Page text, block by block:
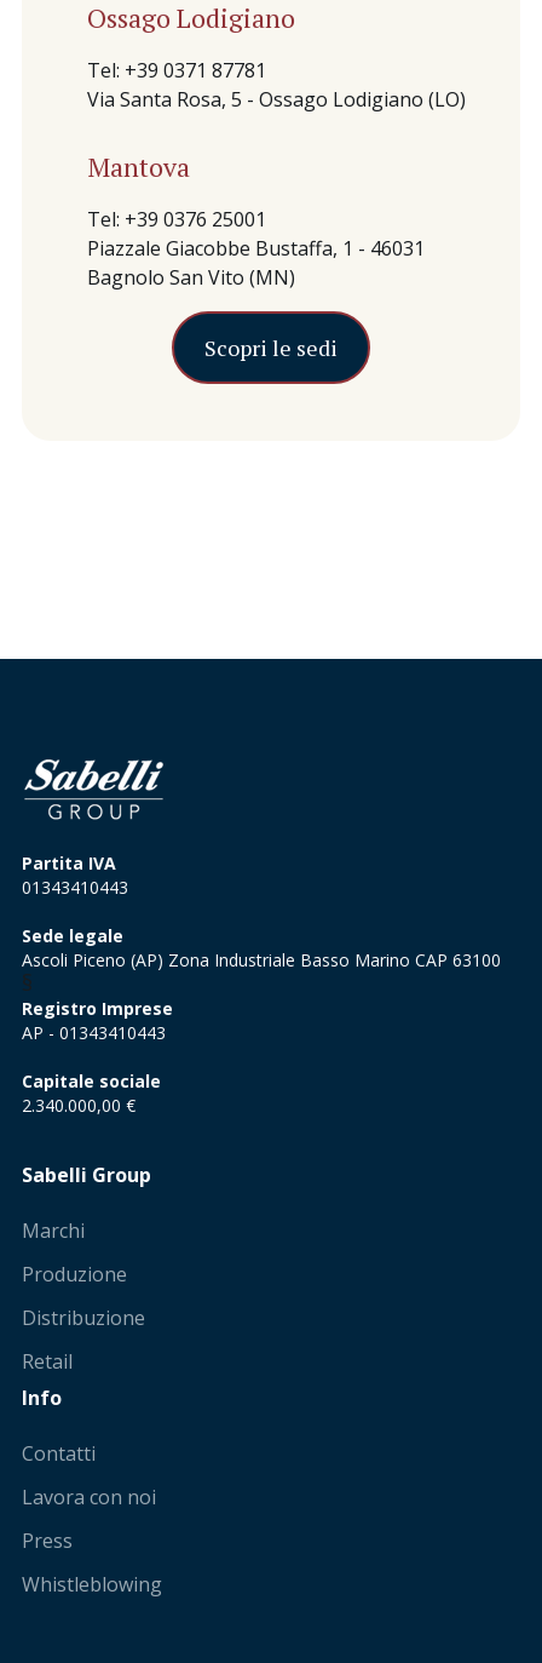
Ossago Lodigiano
Tel: +39 0371 87781
Via Santa Rosa, 5 - Ossago Lodigiano (LO)
Mantova
Tel: +39 0376 25001
Piazzale Giacobbe Bustaffa, 1 - 46031
Bagnolo San Vito (MN)
Scopri le sedi
Partita IVA
01343410443
Sede legale
Ascoli Piceno (AP) Zona Industriale Basso Marino CAP 63100
§
Registro Imprese
AP - 01343410443
Capitale sociale
2.340.000,00 €
Sabelli Group
Marchi
Produzione
Distribuzione
Retail
Info
Contatti
Lavora con noi
Press
Whistleblowing